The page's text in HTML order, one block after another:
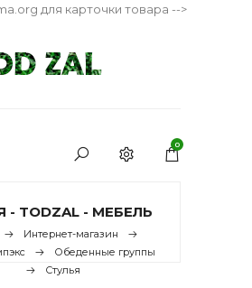
для карточки товара -->
0
- TODZAL - МЕБЕЛЬ
Интернет-магазин
Обеденные группы
Стулья